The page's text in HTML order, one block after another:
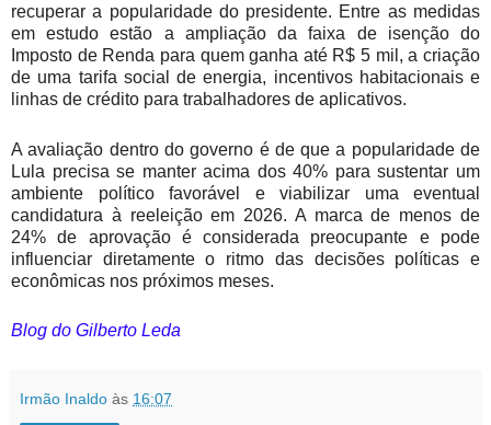
recuperar a popularidade do presidente. Entre as medidas
em estudo estão a ampliação da faixa de isenção do
Imposto de Renda para quem ganha até R$ 5 mil, a criação
de uma tarifa social de energia, incentivos habitacionais e
linhas de crédito para trabalhadores de aplicativos.
A avaliação dentro do governo é de que a popularidade de
Lula precisa se manter acima dos 40% para sustentar um
ambiente político favorável e viabilizar uma eventual
candidatura à reeleição em 2026. A marca de menos de
24% de aprovação é considerada preocupante e pode
influenciar diretamente o ritmo das decisões políticas e
econômicas nos próximos meses.
Blog do Gilberto Leda
Irmão Inaldo às 16:07